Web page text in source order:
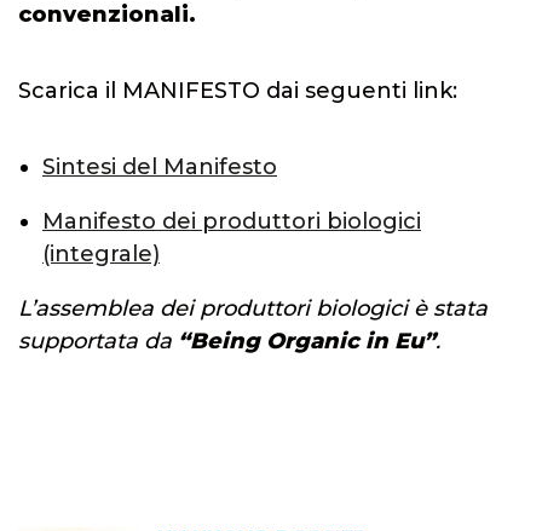
convenzionali.
Scarica il MANIFESTO dai seguenti link:
Sintesi del Manifesto
Manifesto dei produttori biologici
(integrale)
L’assemblea dei produttori biologici è stata
supportata da “Being Organic in Eu”.